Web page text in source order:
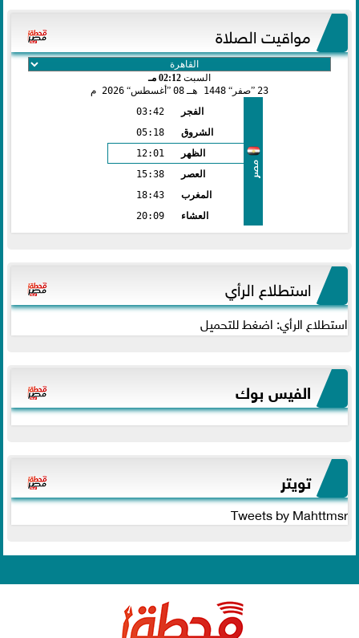
مواقيت الصلاة
السبت 02:12 مـ
23
صفر 1448 هـ 08 أغسطس 2026 م
مصر
الفجر
03:42
الشروق
05:18
الظهر
12:01
العصر
15:38
المغرب
18:43
العشاء
20:09
استطلاع الرأي
استطلاع الرأي: اضغط للتحميل
الفيس بوك
تويتر
Tweets by Mahttmsr